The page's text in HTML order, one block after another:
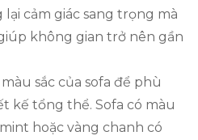
cảm giác sang trọng mà
không gian trở nên gần
sắc của sofa để phù
kế tổng thể. Sofa có màu
hoặc vàng chanh có